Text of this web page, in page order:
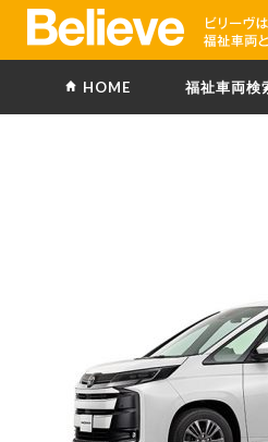
HOME 福祉車両検